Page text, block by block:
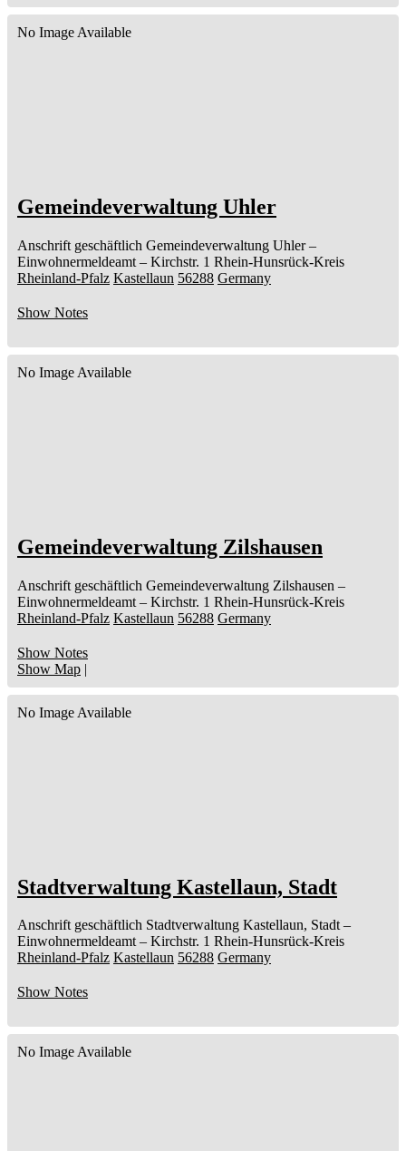
No Image Available
Gemeindeverwaltung Uhler
Anschrift geschäftlich Gemeindeverwaltung Uhler –
Einwohnermeldeamt – Kirchstr. 1 Rhein-Hunsrück-Kreis
Rheinland-Pfalz Kastellaun 56288 Germany
Show Notes
No Image Available
Gemeindeverwaltung Zilshausen
Anschrift geschäftlich Gemeindeverwaltung Zilshausen –
Einwohnermeldeamt – Kirchstr. 1 Rhein-Hunsrück-Kreis
Rheinland-Pfalz Kastellaun 56288 Germany
Show Notes
Show Map |
No Image Available
Stadtverwaltung Kastellaun, Stadt
Anschrift geschäftlich Stadtverwaltung Kastellaun, Stadt –
Einwohnermeldeamt – Kirchstr. 1 Rhein-Hunsrück-Kreis
Rheinland-Pfalz Kastellaun 56288 Germany
Show Notes
No Image Available